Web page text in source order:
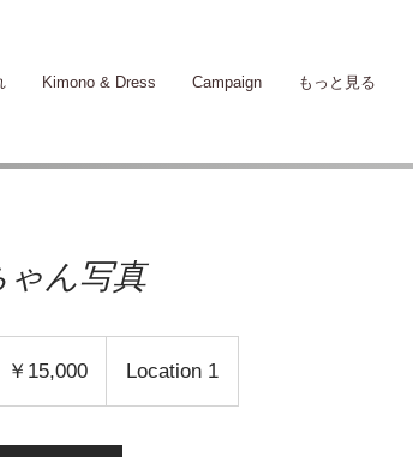
Kimono & Dress Campaign もっと見る
ゃん写真
￥15,000 Location 1